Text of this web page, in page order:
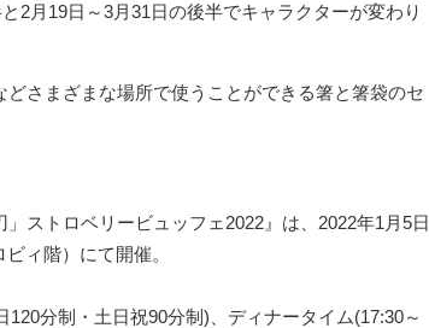
2月19日～3月31日の後半でキャラクターが変わり
さまざまな場所で使うことができる箸と箸袋のセ
ストロベリービュッフェ2022』は、2022年1月5日
ィ階）にて開催。
分制・土日祝90分制)、ディナータイム(17:30～